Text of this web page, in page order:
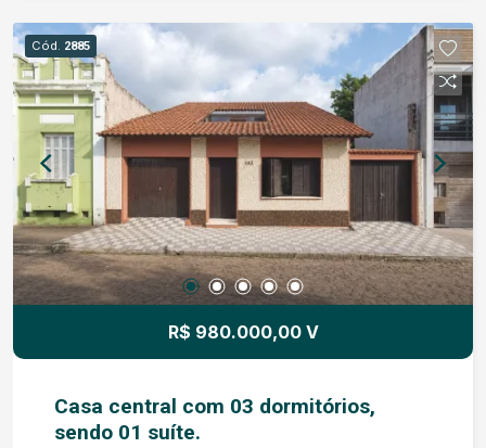
Cód. 2885
R$ 980.000,00 V
Casa central com 03 dormitórios,
sendo 01 suíte.